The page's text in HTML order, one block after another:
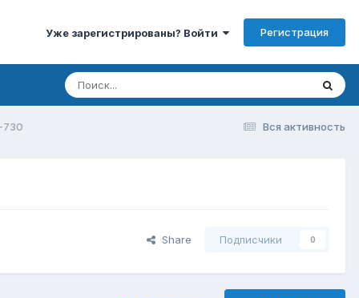
Уже зарегистрированы? Войти Регистрация
Вся активность
730
Share Подписчики 0